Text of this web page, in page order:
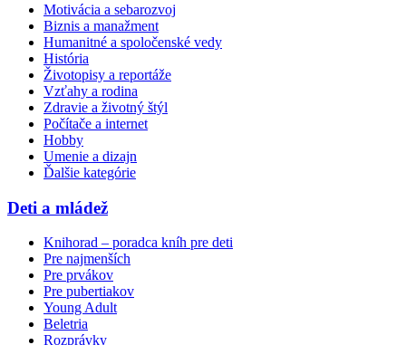
Motivácia a sebarozvoj
Biznis a manažment
Humanitné a spoločenské vedy
História
Životopisy a reportáže
Vzťahy a rodina
Zdravie a životný štýl
Počítače a internet
Hobby
Umenie a dizajn
Ďalšie kategórie
Deti a mládež
Knihorad – poradca kníh pre deti
Pre najmenších
Pre prvákov
Pre pubertiakov
Young Adult
Beletria
Rozprávky